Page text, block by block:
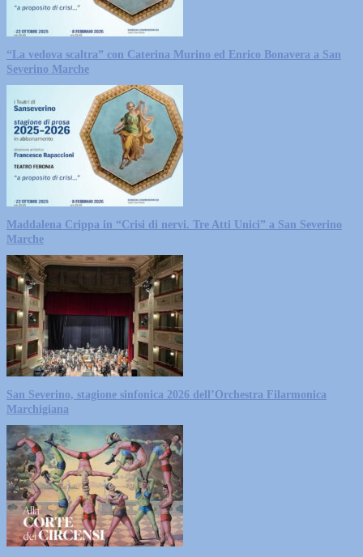
“La vedova scaltra” con Caterina Murino ed Enrico Bonavera a San
Severino Marche
Maddalena Crippa in “Crisi di nervi. Tre Atti Unici” a San Severino
Marche
San Severino, stagione sinfonica 2026 dell’Orchestra Filarmonica
Marchigiana